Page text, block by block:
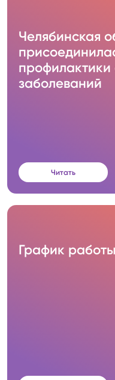
Челябинская
профилактики
заболеваний
Читать
График